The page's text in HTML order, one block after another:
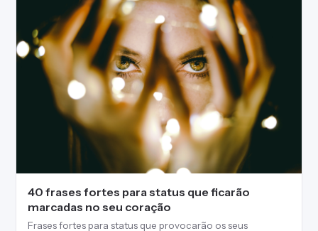
40 frases fortes para status que ficarão
marcadas no seu coração
Frases fortes para status que provocarão os seus